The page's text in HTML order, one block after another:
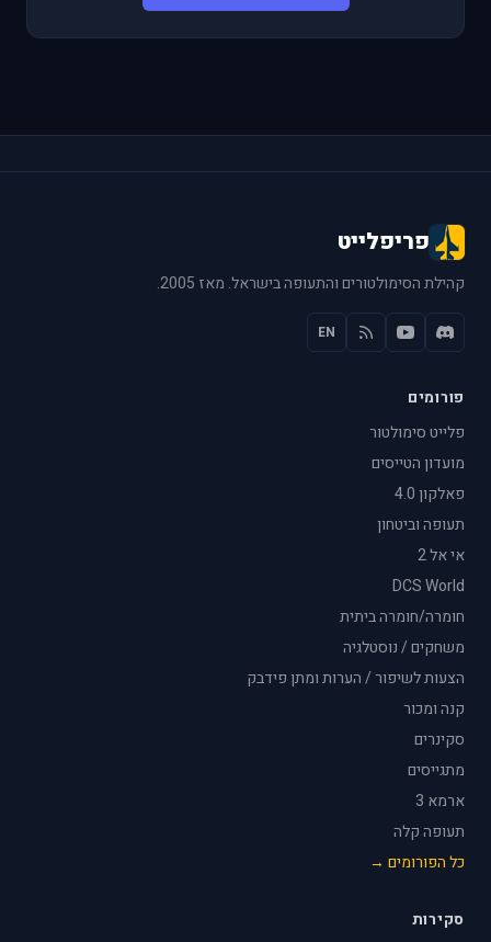
פריפלייט
קהילת הסימולטורים והתעופה בישראל. מאז 2005.
EN
פורומים
פלייט סימולטור
מועדון הטייסים
פאלקון 4.0
תעופה וביטחון
אי אל 2
DCS World
חומרה/חומרה ביתית
משחקים / נוסטלגיה
הצעות לשיפור / הערות ומתן פידבק
קנה ומכור
סקינרים
מתגייסים
ארמא 3
תעופה קלה
כל הפורומים →
סקירות